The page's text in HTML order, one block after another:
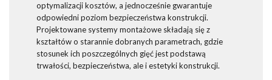
optymalizacji kosztów, a jednocześnie gwarantuje
odpowiedni poziom bezpieczeństwa konstrukcji.
Projektowane systemy montażowe składają się z
kształtów o starannie dobranych parametrach, gdzie
stosunek ich poszczególnych gięć jest podstawą
trwałości, bezpieczeństwa, ale i estetyki konstrukcji.